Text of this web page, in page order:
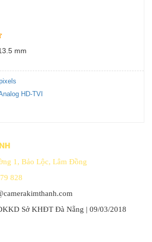
mm
HD-TVI
1, Bảo Lộc, Lâm Đồng
828
Sở KHĐT Đà Nẵng | 09/03/2018